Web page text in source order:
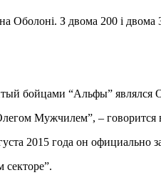
на Оболоні. З двома 200 і
бойцами “Альфы”
Мужчилем”, – говорится
2015 года он официально